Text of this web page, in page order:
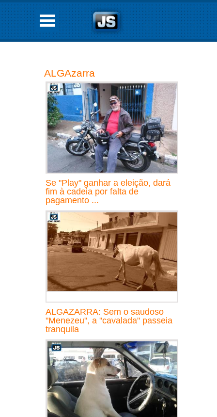
ALGAzarra
Se "Play" ganhar a eleição, dará
fim à cadeia por falta de
pagamento ...
ALGAZARRA: Sem o saudoso
"Menezeu", a "cavalada" passeia
tranquila